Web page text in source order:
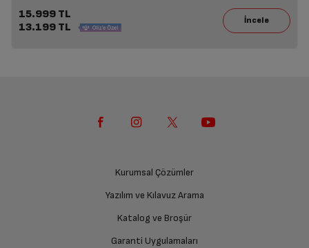
15.999 TL
13.199 TL
Kurumsal Çözümler
Yazılım ve Kılavuz Arama
Katalog ve Broşür
Garanti Uygulamaları